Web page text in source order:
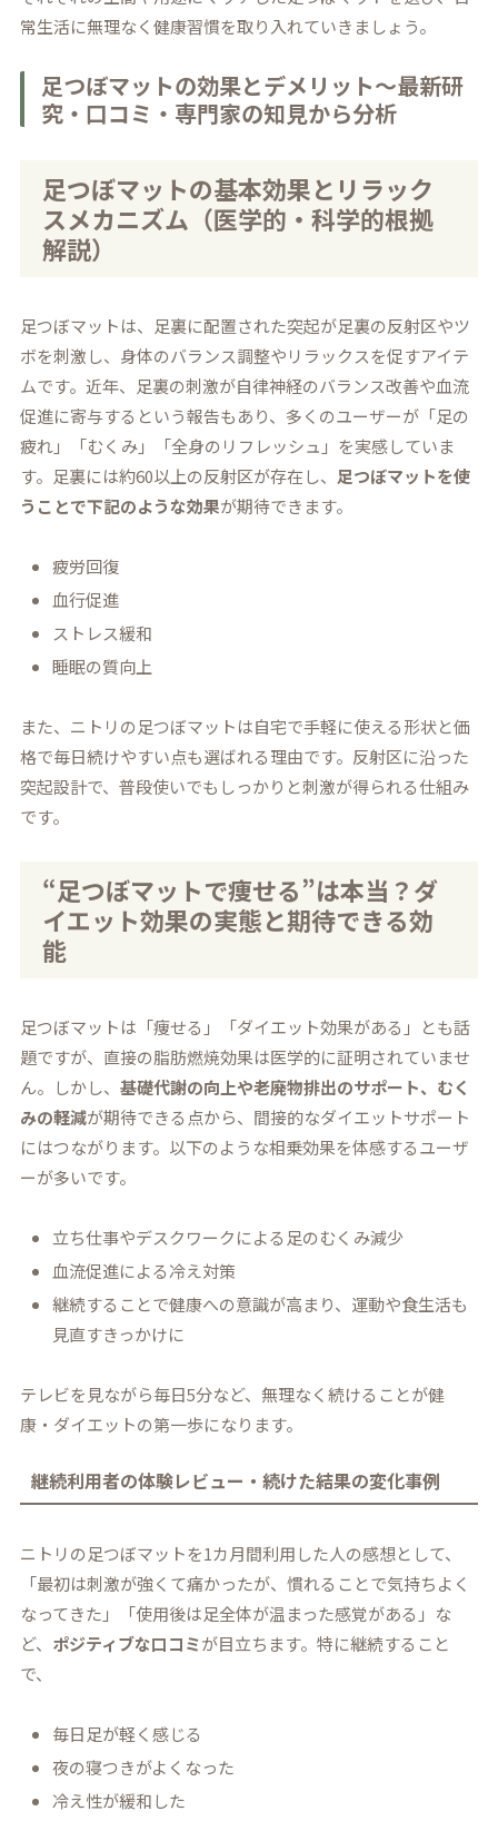
常生活に無理なく健康習慣を取り入れていきましょう。
足つぼマットの効果とデメリット～最新研
究・口コミ・専門家の知見から分析
足つぼマットの基本効果とリラック
スメカニズム（医学的・科学的根拠
解説）
足つぼマットは、足裏に配置された突起が足裏の反射区やツ
ボを刺激し、身体のバランス調整やリラックスを促すアイテ
ムです。近年、足裏の刺激が自律神経のバランス改善や血流
促進に寄与するという報告もあり、多くのユーザーが「足の
疲れ」「むくみ」「全身のリフレッシュ」を実感していま
す。足裏には約60以上の反射区が存在し、 足つぼマットを使
うことで下記のような効果が期待できます。
疲労回復
血行促進
ストレス緩和
睡眠の質向上
また、ニトリの足つぼマットは自宅で手軽に使える形状と価
格で毎日続けやすい点も選ばれる理由です。反射区に沿った
突起設計で、普段使いでもしっかりと刺激が得られる仕組み
です。
“足つぼマットで痩せる”は本当？ダ
イエット効果の実態と期待できる効
能
足つぼマットは「痩せる」「ダイエット効果がある」とも話
題ですが、直接の脂肪燃焼効果は医学的に証明されていませ
ん。しかし、基礎代謝の向上や老廃物排出のサポート、むく
みの軽減が期待できる点から、間接的なダイエットサポート
にはつながります。以下のような相乗効果を体感するユーザ
ーが多いです。
立ち仕事やデスクワークによる足のむくみ減少
血流促進による冷え対策
継続することで健康への意識が高まり、運動や食生活も
見直すきっかけに
テレビを見ながら毎日5分など、無理なく続けることが健
康・ダイエットの第一歩になります。
継続利用者の体験レビュー・続けた結果の変化事例
ニトリの足つぼマットを1カ月間利用した人の感想として、
「最初は刺激が強くて痛かったが、慣れることで気持ちよく
なってきた」「使用後は足全体が温まった感覚がある」な
ど、 ポジティブな口コミが目立ちます。特に継続すること
で、
毎日足が軽く感じる
夜の寝つきがよくなった
冷え性が緩和した